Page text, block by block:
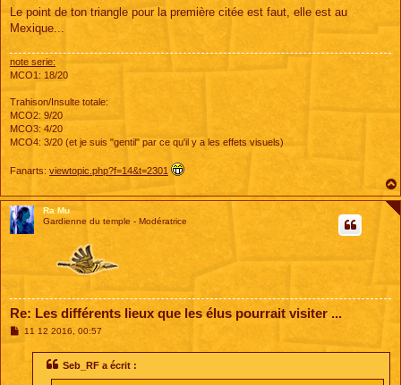
Le point de ton triangle pour la première citée est faut, elle est au
Mexique...
note serie:
MCO1: 18/20
Trahison/Insulte totale:
MCO2: 9/20
MCO3: 4/20
MCO4: 3/20 (et je suis "gentil" par ce qu'il y a les effets visuels)
Fanarts: viewtopic.php?f=14&t=2301
Ra Mu
Gardienne du temple - Modératrice
Re: Les différents lieux que les élus pourrait visiter ...
M11 12 2016, 00:57
Seb_RF a écrit :